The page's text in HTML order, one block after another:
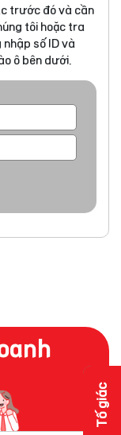
trước đó và cần
tôi hoặc tra
số ID và
ô bên dưới.
Tố giác